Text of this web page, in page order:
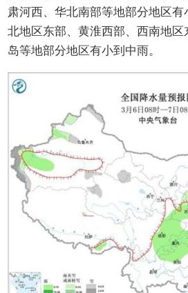
肃河西、华北南部等地部分地区
北地区东部、黄淮西部、西南地
岛等地部分地区有小到中雨。